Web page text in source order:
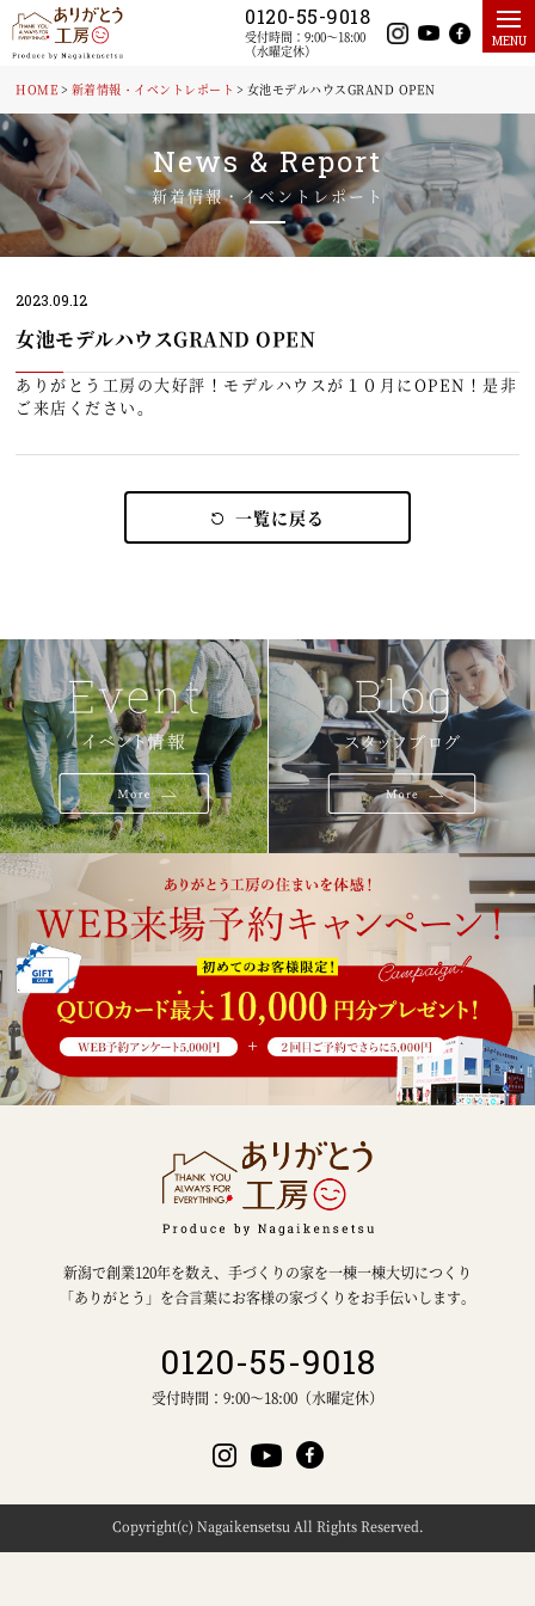
0120-55-9018
受付時間：9:00～18:00
（水曜定休）
MENU
HOME 新着情報・イベントレポート 女池モデルハウスGRAND OPEN
News & Report
新着情報・イベントレポート
2023.09.12
女池モデルハウスGRAND OPEN
ありがとう工房の大好評！モデルハウスが１０月にOPEN！是非
ご来店ください。
一覧に戻る
新潟で創業120年を数え、手づくりの家を一棟一棟大切につくり
「ありがとう」を合言葉にお客様の家づくりをお手伝いします。
0120-55-9018
受付時間：9:00～18:00（水曜定休）
Copyright(c) Nagaikensetsu All Rights Reserved.
新着情報
イベント・見学会情報
施工実例・お客様の声
ありがとう工房の強みと特徴
予算、性能、デザイン性のバランスを重視
お客様満足への取り組み
ありがとう工房が提案するライフスタイル
期間限定モデルハウス
間取りプラン
スタッフブログ
お問い合せ・資料請求
プライバシーポリシー
サイトマップ
業者様専用 問い合わせ窓口はこちら